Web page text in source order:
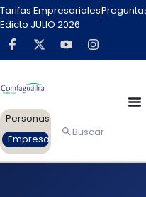
contenido
Tarifas Empresariales
Edicto JULIO 2026
Personas
Empresas
Buscar